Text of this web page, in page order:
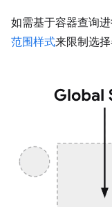
如需基于容器查询
范围样式来限制选择